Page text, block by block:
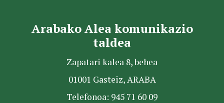
Arabako Alea komunikazio
taldea
Zapatari kalea 8, behea
01001 Gasteiz, ARABA
Telefonoa: 945 71 60 09